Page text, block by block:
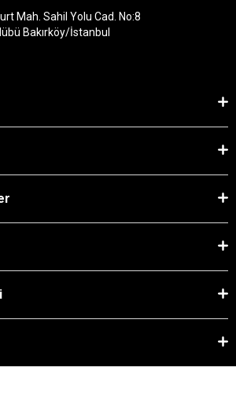
Mah. Sahil Yolu Cad. No:8
Bakırköy/İstanbul